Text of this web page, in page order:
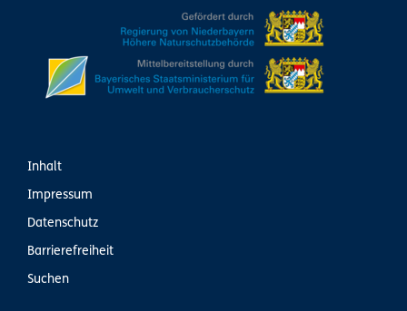
Inhalt
Impressum
Datenschutz
Barrierefreiheit
Suchen